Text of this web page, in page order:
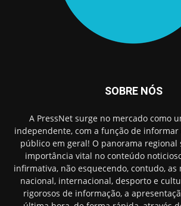
SOBRE NÓS
A PressNet surge no mercado como
independente, com a função de informar
público em geral! O panorama regional
importância vital no conteúdo
infirmativa, não esquecendo, contudo,
nacional, internacional, desporto e
rigorosos de informação, a